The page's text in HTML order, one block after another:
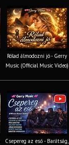
Rólad álmodozni jó - Gerry
Music (Official Music Video)
Csepereg az eső - Barátság,